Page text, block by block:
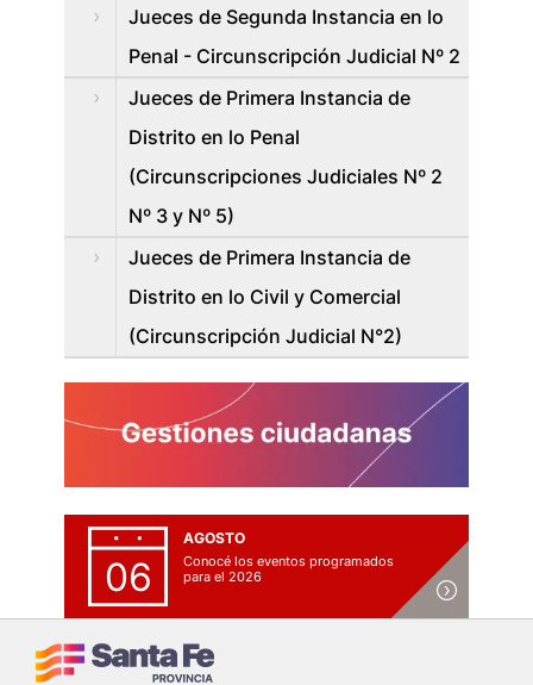
Jueces de Segunda Instancia en lo
Penal - Circunscripción Judicial Nº 2
Jueces de Primera Instancia de
Distrito en lo Penal
(Circunscripciones Judiciales Nº 2
Nº 3 y Nº 5)
Jueces de Primera Instancia de
Distrito en lo Civil y Comercial
(Circunscripción Judicial N°2)
06
AGOSTO
Conocé los eventos programados
para el 2026